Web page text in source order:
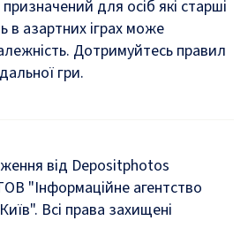
для осіб які старші
в азартних іграх може
Дотримуйтесь правил
гри.
від Depositphotos
"Інформаційне агентство
Всі права захищені